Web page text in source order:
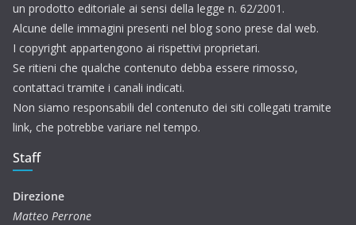
un prodotto editoriale ai sensi della legge n. 62/2001.
Alcune delle immagini presenti nel blog sono prese dal web.
I copyright appartengono ai rispettivi proprietari.
Se ritieni che qualche contenuto debba essere rimosso,
contattaci tramite i canali indicati.
Non siamo responsabili del contenuto dei siti collegati tramite
link, che potrebbe variare nel tempo.
Staff
Direzione
Matteo Perrone